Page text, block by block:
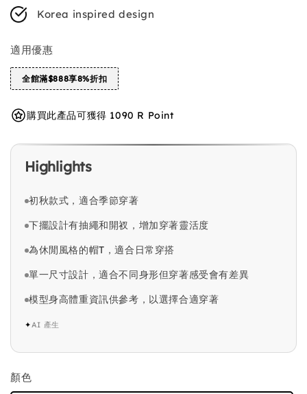
Korea inspired design
適用優惠
全館滿$888享8%折扣
購買此產品可獲得 1090 R Point
Highlights
初秋款式，適合季節穿著
下擺設計有抽繩和開衩，增加穿著靈活度
為休閒風格的帽T，適合日常穿搭
單一尺寸設計，適合不同身形但穿著感受會有差異
模型身高體重資訊供參考，以選擇合適穿著
✦ AI 產生
顏色